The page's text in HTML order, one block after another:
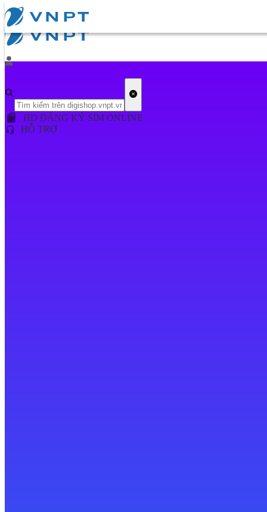
HD ĐĂNG KÝ SIM ONLINE
HỖ TRỢ